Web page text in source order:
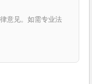
意见。如需专业法